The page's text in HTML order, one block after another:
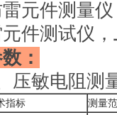
雷元件测量
件测试仪，
：
压敏电阻测
指标 测量